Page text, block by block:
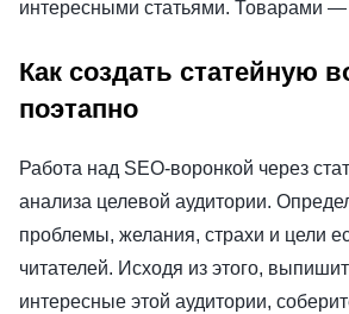
интересными статьями. Товарами —
Как создать статейную
поэтапно
Работа над SEO-воронкой через
анализа целевой аудитории.
проблемы, желания, страхи и цели
читателей. Исходя из этого,
интересные этой аудитории,